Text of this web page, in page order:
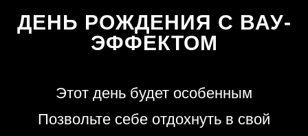
ДЕНЬ РОЖДЕНИЯ С ВАУ-
ЭФФЕКТОМ
Этот день будет особенным
Позвольте себе отдохнуть в свой